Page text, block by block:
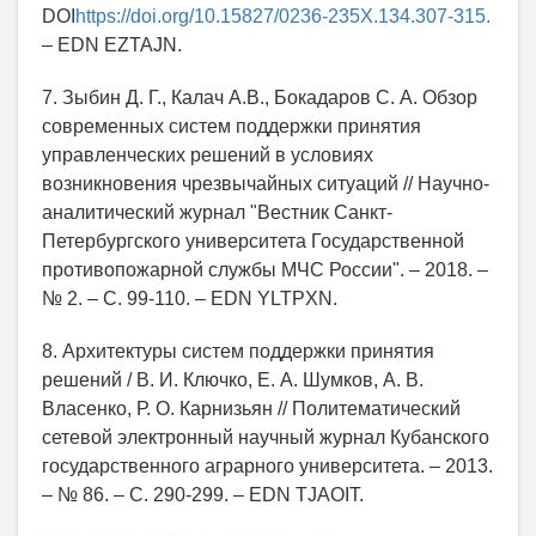
DOI https://doi.org/10.15827/0236-235X.134.307-315.
– EDN EZTAJN.
7. Зыбин Д. Г., Калач А.В., Бокадаров С. А. Обзор
современных систем поддержки принятия
управленческих решений в условиях
возникновения чрезвычайных ситуаций // Научно-
аналитический журнал "Вестник Санкт-
Петербургского университета Государственной
противопожарной службы МЧС России". – 2018. –
№ 2. – С. 99-110. – EDN YLTPXN.
8. Архитектуры систем поддержки принятия
решений / В. И. Ключко, Е. А. Шумков, А. В.
Власенко, Р. О. Карнизьян // Политематический
сетевой электронный научный журнал Кубанского
государственного аграрного университета. – 2013.
– № 86. – С. 290-299. – EDN TJAOIT.